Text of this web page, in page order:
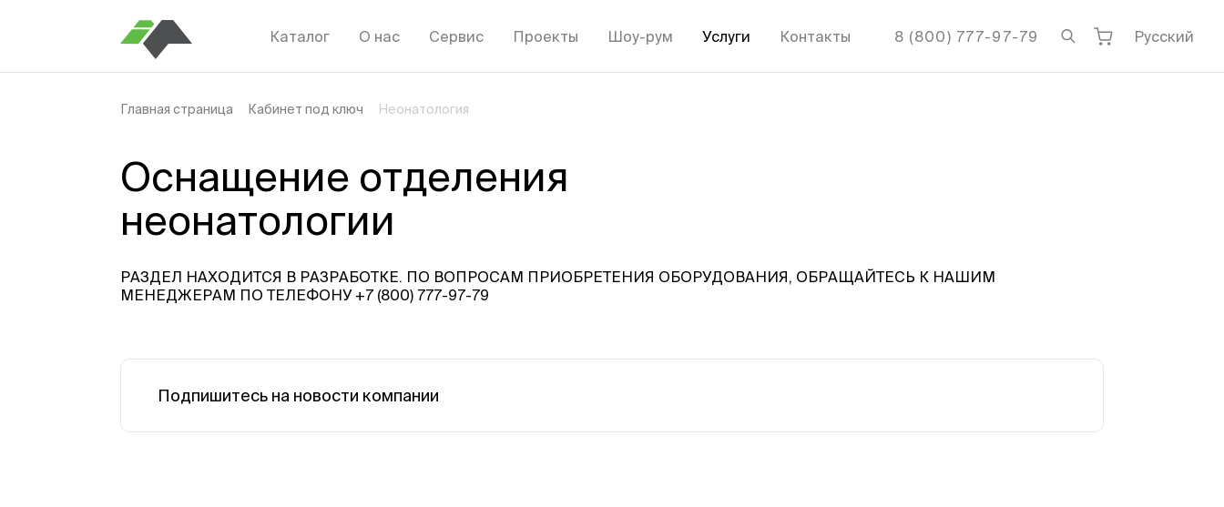
Каталог О нас Сервис Проекты Шоу-рум Услуги Контакты 8 (800) 777-97-79 Русский
Главная страница Кабинет под ключ Неонатология
Оснащение отделения
неонатологии
РАЗДЕЛ НАХОДИТСЯ В РАЗРАБОТКЕ. ПО ВОПРОСАМ ПРИОБРЕТЕНИЯ ОБОРУДОВАНИЯ, ОБРАЩАЙТЕСЬ К НАШИМ
МЕНЕДЖЕРАМ ПО ТЕЛЕФОНУ +7 (800) 777-97-79
Подпишитесь на новости компании